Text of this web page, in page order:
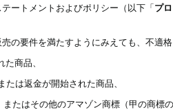
ートメントおよびポリシー（以下「プ
の要件を満たすようにみえても、不適
商品、
は返金が開始された商品、
たはその他のアマゾン商標（甲の商